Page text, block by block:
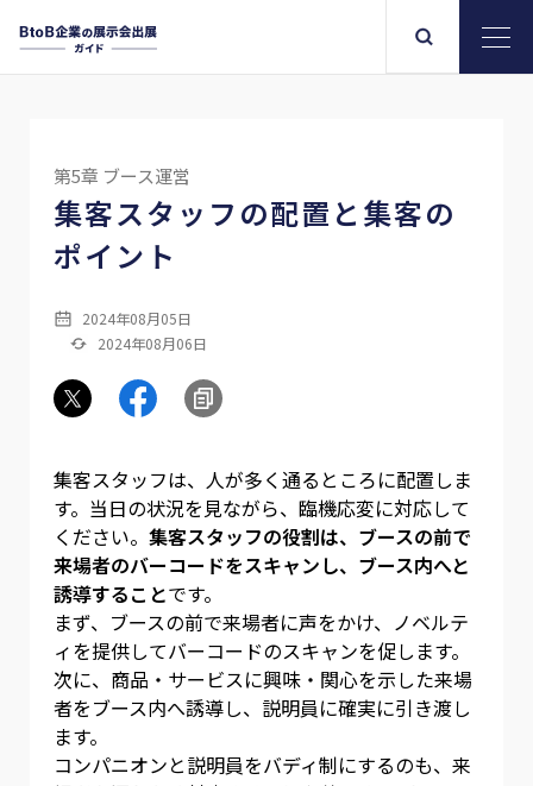
第5章 ブース運営
集客スタッフの配置と集客の
ポイント
2024年08月05日
2024年08月06日
集客スタッフは、人が多く通るところに配置しま
す。当日の状況を見ながら、臨機応変に対応して
ください。 集客スタッフの役割は、ブースの前で
来場者のバーコードをスキャンし、ブース内へと
誘導することです。
まず、ブースの前で来場者に声をかけ、ノベルテ
ィを提供してバーコードのスキャンを促します。
次に、商品・サービスに興味・関心を示した来場
者をブース内へ誘導し、説明員に確実に引き渡し
ます。
コンパニオンと説明員をバディ制にするのも、来